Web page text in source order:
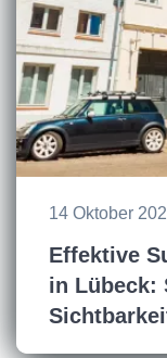
14 Oktober
Effektive
in Lübeck: